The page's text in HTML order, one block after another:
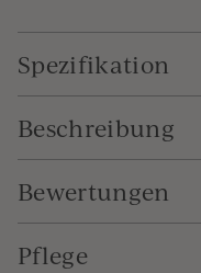
Spezifikation
Beschreibung
Bewertungen
Pflege